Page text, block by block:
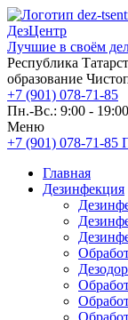
ДезЦентр
Лучшие в своём
Республика
образование
+7 (901) 078-71-85
Пн.-Вс.: 9:00 - 19:00
Меню
+7 (901) 078-71-85
Главная
Дезинфекция